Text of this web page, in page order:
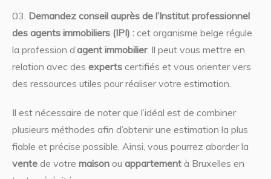
Demandez conseil auprès de l’Institut professionnel
des agents immobiliers (IPI) : cet organisme belge régule
la profession d’agent immobilier. Il peut vous mettre en
relation avec des experts certifiés et vous orienter vers
des ressources utiles pour réaliser votre estimation.
Il est nécessaire de noter que l’idéal est de combiner
plusieurs méthodes afin d’obtenir une estimation la plus
fiable et précise possible. Ainsi, vous pourrez aborder la
vente de votre maison ou appartement à Bruxelles en